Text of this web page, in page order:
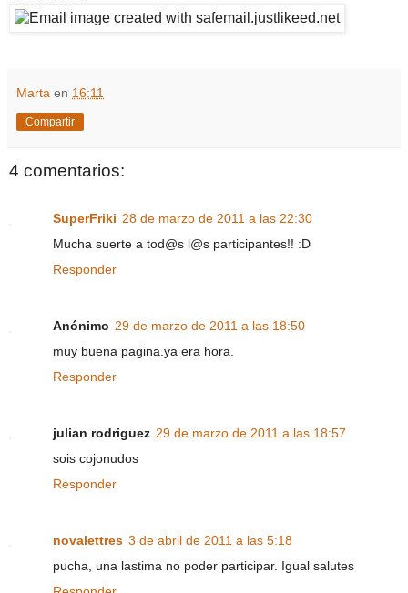
Marta en 16:11
Compartir
4 comentarios:
SuperFriki 28 de marzo de 2011 a las 22:30
Mucha suerte a tod@s l@s participantes!! :D
Responder
Anónimo 29 de marzo de 2011 a las 18:50
muy buena pagina.ya era hora.
Responder
julian rodriguez 29 de marzo de 2011 a las 18:57
sois cojonudos
Responder
novalettres 3 de abril de 2011 a las 5:18
pucha, una lastima no poder participar. Igual salutes